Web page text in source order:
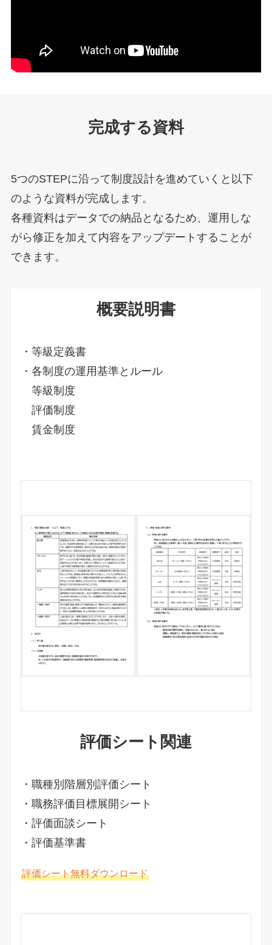
完成する資料
5つのSTEPに沿って制度設計を進めていくと以下
のような資料が完成します。
各種資料はデータでの納品となるため、運用しな
がら修正を加えて内容をアップデートすることが
できます。
概要説明書
・等級定義書
・各制度の運用基準とルール
等級制度
評価制度
賃金制度
評価シート関連
・職種別階層別評価シート
・職務評価目標展開シート
・評価面談シート
・評価基準書
評価シート無料ダウンロード